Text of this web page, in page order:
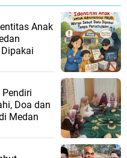
Anak
Doa dan
Medan